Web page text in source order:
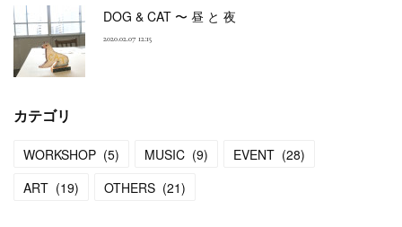
DOG & CAT 〜 昼 と 夜
2020.02.07 12:15
カテゴリ
WORKSHOP (5) MUSIC (9) EVENT (28)
ART (19) OTHERS (21)